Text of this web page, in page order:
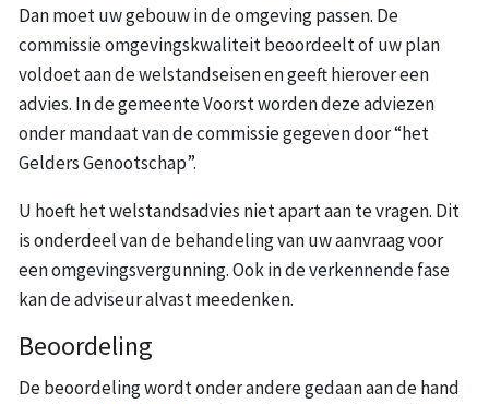
Dan moet uw gebouw in de omgeving passen. De
commissie omgevingskwaliteit beoordeelt of uw plan
voldoet aan de welstandseisen en geeft hierover een
advies. In de gemeente Voorst worden deze adviezen
onder mandaat van de commissie gegeven door “het
Gelders Genootschap”.
U hoeft het welstandsadvies niet apart aan te vragen. Dit
is onderdeel van de behandeling van uw aanvraag voor
een omgevingsvergunning. Ook in de verkennende fase
kan de adviseur alvast meedenken.
Beoordeling
De beoordeling wordt onder andere gedaan aan de hand